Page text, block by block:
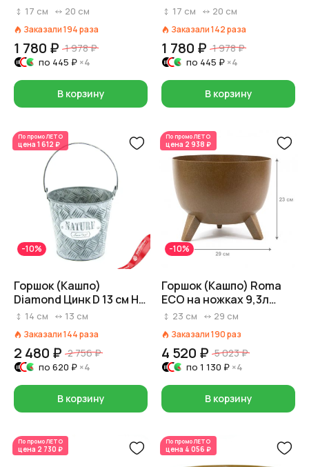
см Оранжевый
17 см 20 см
Заказали194раза
1 780 ₽ 1 978 ₽
по 445 ₽ ×4
В корзину
см Розовый
17 см 20 см
Заказали142раза
1 780 ₽ 1 978 ₽
по 445 ₽ ×4
В корзину
По промоЛЕТО
цена 1 612 ₽
-10%
Горшок (Кашпо)
Diamond Цинк D 13 см H
14 см Серый
14 см 13 см
Заказали144раза
2 480 ₽ 2 756 ₽
по 620 ₽ ×4
В корзину
По промоЛЕТО
цена 2 938 ₽
-10%
Горшок (Кашпо) Roma
ECO на ножках 9,3л
Пластик D 29 см H 23 см
23 см 29 см
Заказали190раз
4 520 ₽ 5 023 ₽
по 1 130 ₽ ×4
В корзину
По промоЛЕТО
цена 2 730 ₽
По промоЛЕТО
цена 4 056 ₽